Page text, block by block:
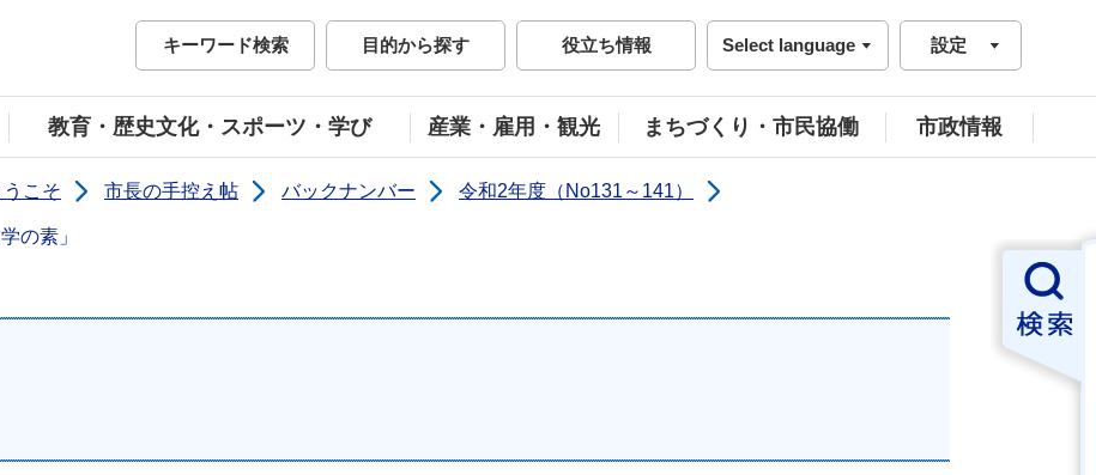
河市公式ホームページ
キーワード検索
目的から探す 役立ち情報 Select language 設定
教育・歴史文化・スポーツ・学び 産業・雇用・観光 まちづくり・市民協働 市政情報
こそ 市長の手控え帖 バックナンバー 令和2年度（No131～141）
の素」